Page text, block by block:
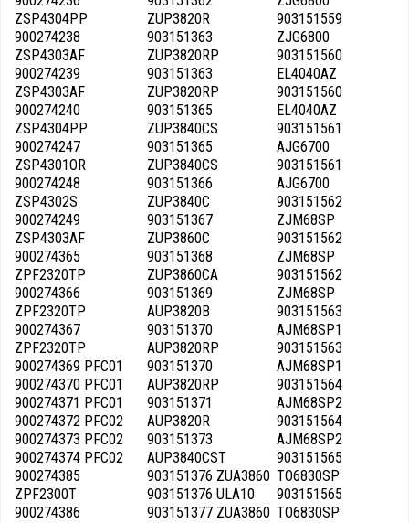
ZSP4304PP
900274238
ZSP4303AF
900274239
ZSP4303AF
900274240
ZSP4304PP
900274247
ZSP4301OR
900274248
ZSP4302S
900274249
ZSP4303AF
900274365
ZPF2320TP
900274366
ZPF2320TP
900274367
ZPF2320TP
900274369 PFC01
900274370 PFC01
900274371 PFC01
900274372 PFC02
900274373 PFC02
900274374 PFC02
900274385
ZPF2300T
900274386
ZUP3820R
903151363
ZUP3820RP
903151363
ZUP3820RP
903151365
ZUP3840CS
903151365
ZUP3840CS
903151366
ZUP3840C
903151367
ZUP3860C
903151368
ZUP3860CA
903151369
AUP3820B
903151370
AUP3820RP
903151370
AUP3820RP
903151371
AUP3820R
903151373
AUP3840CST
903151376 ZUA3860
903151376 ULA10
903151377 ZUA3860
903151559
ZJG6800
903151560
EL4040AZ
903151560
EL4040AZ
903151561
AJG6700
903151561
AJG6700
903151562
ZJM68SP
903151562
ZJM68SP
903151562
ZJM68SP
903151563
AJM68SP1
903151563
AJM68SP1
903151564
AJM68SP2
903151564
AJM68SP2
903151565
TO6830SP
903151565
TO6830SP